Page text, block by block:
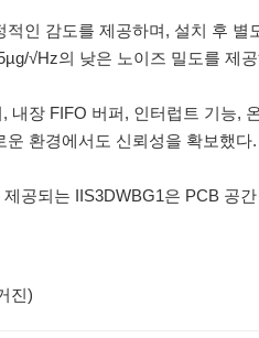
인 감도를 제공하며, 설치 후
√Hz의 낮은 노이즈 밀도를 제
내장 FIFO 버퍼, 인터럽트 기능,
환경에서도 신뢰성을 확보했다.
공되는 IIS3DWBG1은 PCB 공
진)